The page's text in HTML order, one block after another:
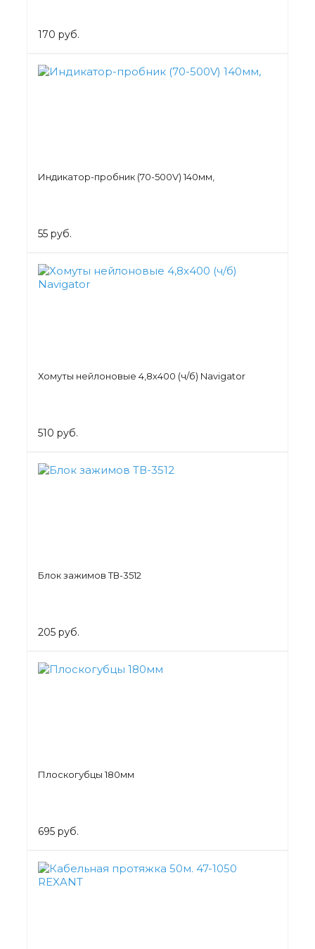
170 руб.
Индикатор-пробник (70-500V) 140мм,
55 руб.
Хомуты нейлоновые 4,8х400 (ч/б) Navigator
510 руб.
Блок зажимов ТВ-3512
205 руб.
Плоскогубцы 180мм
695 руб.